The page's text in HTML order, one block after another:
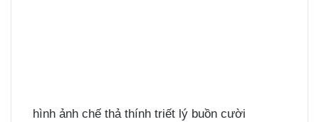
hình ảnh chế thả thính triết lý buồn cười